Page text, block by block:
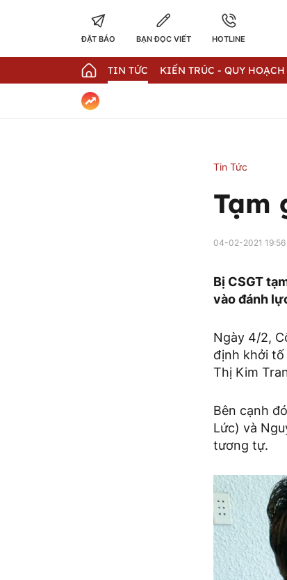
ĐẶT BÁO BẠN ĐỌC VIẾT HOTLINE
TIN TỨC KIẾN TRÚC - QUY HOẠCH
Tin Tức
Tạm
04-02-2021 19:56
Bị CSGT
vào đánh
Ngày 4/2,
định khởi tố
Thị Kim
Bên cạnh
Lức) và
tương tự.